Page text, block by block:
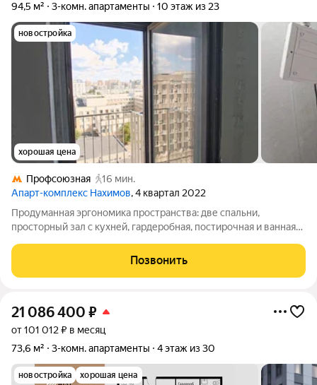
94,5 м² 3-комн. апартаменты 10 этаж из 23
новостройка
хорошая цена
Профсоюзная
16 мин.
Апарт-комплекс Нахимов, 4 квартал 2022
Продуманная эргономика пространства: две спальни,
просторный зал с кухней, гардеробная, постирочная и ванная
Окна зала и кухни выходят на юго-восток, во двор с
малоэтажной застройкой: светло с
Позвонить
21 086 400 ₽
от 101 012 ₽ в месяц
73,6 м²
3-комн. апартаменты 4 этаж из 30
новостройка хорошая цена